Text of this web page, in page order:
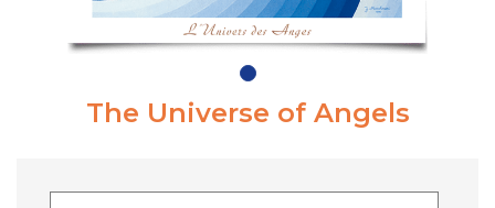
The Universe of Angels